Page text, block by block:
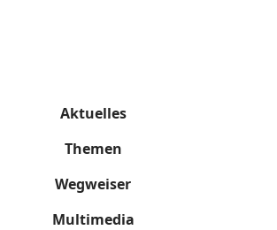
Aktuelles
Themen
Wegweiser
Multimedia